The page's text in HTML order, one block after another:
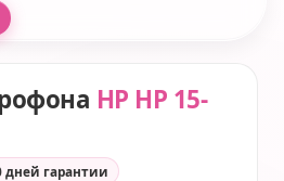
HP HP 15-
дней гарантии